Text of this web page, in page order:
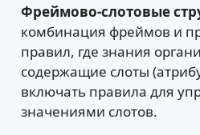
Фреймово-слотовые
комбинация фреймов и
правил, где знания
содержащие слоты
включать правила для
значениями слотов.